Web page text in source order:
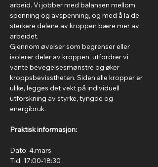
arbeid. Vi jobber med balansen mellom
spenning og avspenning, og med å la de
sterkere delene av kroppen bære mer av
arbeidet.
Gjennom øvelser som begrenser eller
isolerer deler av kroppen, utfordrer vi
vante bevegelsesmønstre og øker
kroppsbevisstheten. Siden alle kropper er
ulike, legges det vekt på individuell
utforskning av styrke, tyngde og
energibruk.
Praktisk informasjon:
Dato: 4.mars
Tid: 17:00-18:30